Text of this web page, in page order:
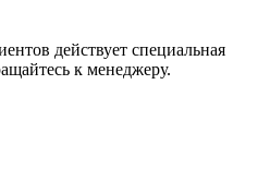
действует специальная
к менеджеру.